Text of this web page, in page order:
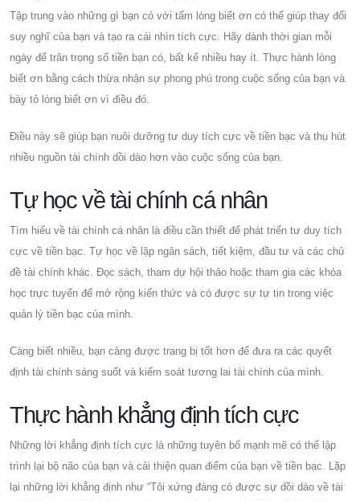
Tập trung vào những gì bạn có với tấm lòng biết ơn có thể giúp thay đổi
suy nghĩ của bạn và tạo ra cái nhìn tích cực. Hãy dành thời gian mỗi
ngày để trân trọng số tiền bạn có, bất kể nhiều hay ít. Thực hành lòng
biết ơn bằng cách thừa nhận sự phong phú trong cuộc sống của bạn và
bày tỏ lòng biết ơn vì điều đó.
Điều này sẽ giúp bạn nuôi dưỡng tư duy tích cực về tiền bạc và thu hút
nhiều nguồn tài chính dồi dào hơn vào cuộc sống của bạn.
Tự học về tài chính cá nhân
Tìm hiểu về tài chính cá nhân là điều cần thiết để phát triển tư duy tích
cực về tiền bạc. Tự học về lập ngân sách, tiết kiệm, đầu tư và các chủ
đề tài chính khác. Đọc sách, tham dự hội thảo hoặc tham gia các khóa
học trực tuyến để mở rộng kiến ​​thức và có được sự tự tin trong việc
quản lý tiền bạc của mình.
Càng biết nhiều, bạn càng được trang bị tốt hơn để đưa ra các quyết
định tài chính sáng suốt và kiểm soát tương lai tài chính của mình.
Thực hành khẳng định tích cực
Những lời khẳng định tích cực là những tuyên bố mạnh mẽ có thể lập
trình lại bộ não của bạn và cải thiện quan điểm của bạn về tiền bạc. Lặp
lại những lời khẳng định như “Tôi xứng đáng có được sự dồi dào về tài